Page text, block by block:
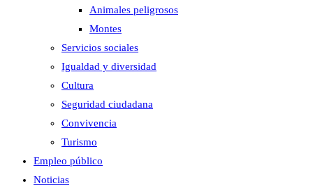
Animales peligrosos
Montes
Servicios sociales
Igualdad y diversidad
Cultura
Seguridad ciudadana
Convivencia
Turismo
Empleo público
Noticias